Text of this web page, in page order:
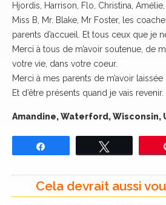
Hjordis, Harrison, Flo, Christina,
Miss B, Mr. Blake, Mr Foster, les
parents d’accueil. Et tous ceux que je
Merci à tous de m’avoir soutenue, de
votre vie, dans votre coeur.
Merci à mes parents de m’avoir laissée
Et d’être présents quand je vais revenir.
Amandine, Waterford, Wisconsin,
Cela devrait aussi